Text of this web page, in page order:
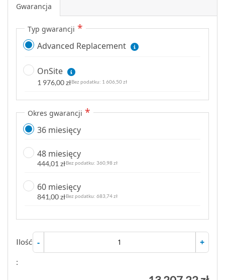
Gwarancja
Typ gwarancji
Advanced Replacement
OnSite
1 976,00 zł 1 606,50 zł
Okres gwarancji
36 miesięcy
48 miesięcy
444,01 zł 360,98 zł
60 miesięcy
841,00 zł 683,74 zł
Ilość
:
- +